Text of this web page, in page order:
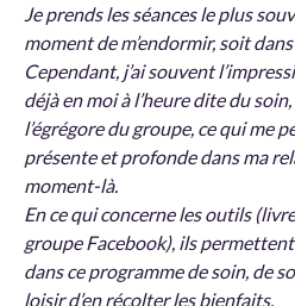
Je prends les séances le plus
moment de m’endormir, soit
Cependant, j’ai souvent
déjà en moi à l’heure dite du
l’égrégore du groupe, ce qui me
présente et profonde dans ma
moment-là.
En ce qui concerne les outils
groupe Facebook), ils
dans ce programme de soin, de
loisir d’en récolter les bienfaits.